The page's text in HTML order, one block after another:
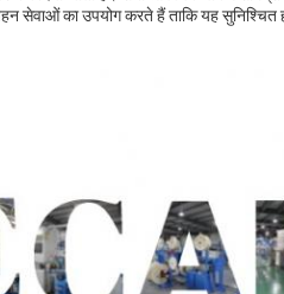
सेवाओं का उपयोग करते हैं ताकि यह